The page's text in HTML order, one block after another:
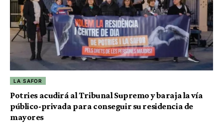
LA SAFOR
Potries acudirá al Tribunal Supremo y baraja la vía
público-privada para conseguir su residencia de
mayores